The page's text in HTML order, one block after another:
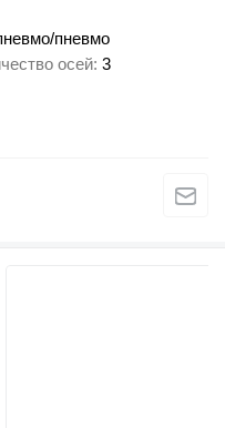
пневмо
осей 3